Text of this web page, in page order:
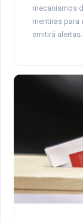
mecanismos
mentiras para
emitirá alertas.